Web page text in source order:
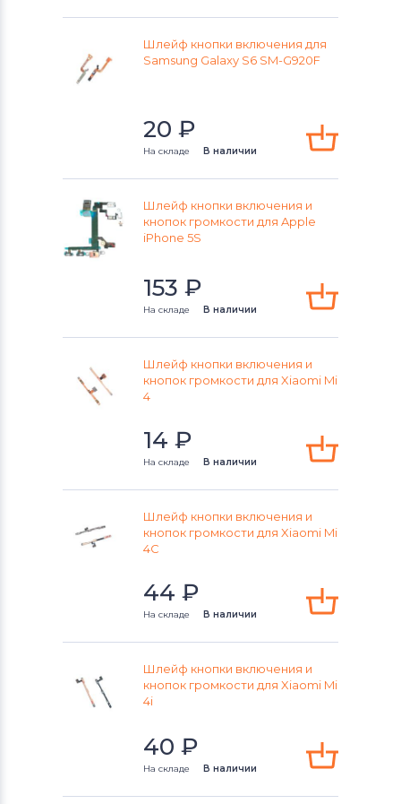
Шлейф кнопки включения для
Samsung Galaxy S6 SM-G920F
20 ₽
На складе В наличии
Шлейф кнопки включения и
кнопок громкости для Apple
iPhone 5S
153 ₽
На складе В наличии
Шлейф кнопки включения и
кнопок громкости для Xiaomi Mi
4
14 ₽
На складе В наличии
Шлейф кнопки включения и
кнопок громкости для Xiaomi Mi
4C
44 ₽
На складе В наличии
Шлейф кнопки включения и
кнопок громкости для Xiaomi Mi
4i
40 ₽
На складе В наличии